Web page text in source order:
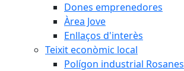
Dones emprenedores
Àrea Jove
Enllaços d'interès
Teixit econòmic local
Polígon industrial Rosanes